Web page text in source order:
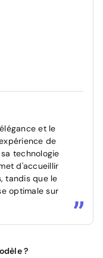
et le
de
technologie
d'accueillir
tandis que le
optimale sur
?